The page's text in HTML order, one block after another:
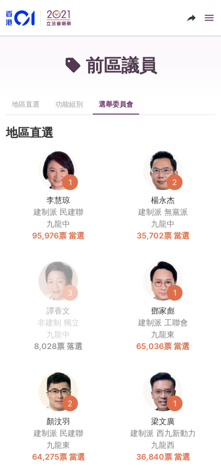
前區議員
地區直選 功能組別 選舉委員會
地區直選
1
李慧琼
建制派 民建聯
九龍中
95,976票 當選
2
楊永杰
建制派 無黨派
九龍中
35,702票 當選
3
譚香文
非建制 獨立
九龍中
8,028票 落選
1
鄧家彪
建制派 工聯會
九龍東
65,036票 當選
2
顏汶羽
建制派 民建聯
九龍東
64,275票 當選
1
梁文廣
建制派 西九新動力
九龍西
36,840票 當選